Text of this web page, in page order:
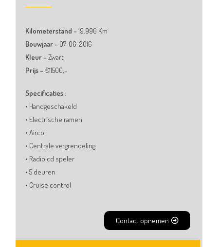
Kilometerstand –19.996 Km
Bouwjaar – 07-06-2016
Kleur –Zwart
Prijs – €11500,-
Specificaties :
• Handgeschakeld
• Electrische ramen
• Airco
• Centrale vergrendeling
• Radio cd speler
• 5 deuren
• Cruise control
Contact opnemen